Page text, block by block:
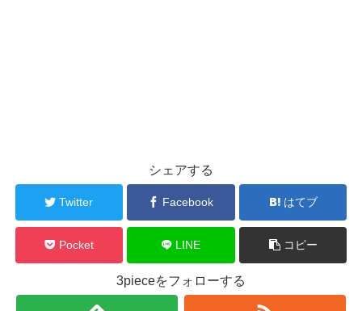
シェアする
Twitter Facebook はてブ
Pocket LINE コピー
3pieceをフォローする